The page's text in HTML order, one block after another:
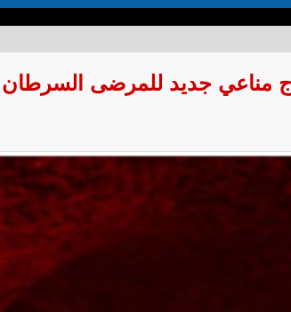
مناعي جديد للمرضى السرطان